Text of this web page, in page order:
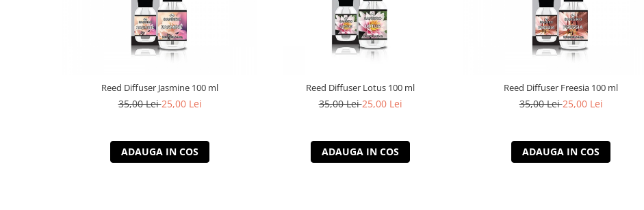
Reed Diffuser Jasmine 100 ml
35,00 Lei25,00 Lei
ADAUGA IN COS
Reed Diffuser Lotus 100 ml
35,00 Lei25,00 Lei
ADAUGA IN COS
Reed Diffuser Freesia 100 ml
35,00 Lei25,00 Lei
ADAUGA IN COS